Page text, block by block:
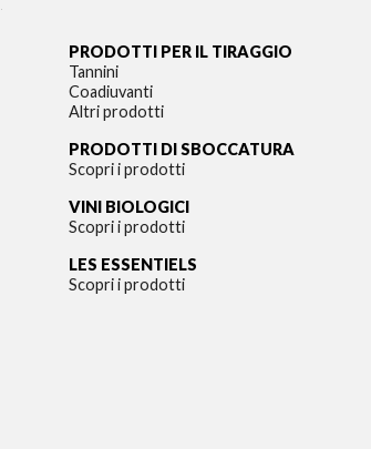
PRODOTTI PER IL TIRAGGIO
Tannini
Coadiuvanti
Altri prodotti
PRODOTTI DI SBOCCATURA
Scopri i prodotti
VINI BIOLOGICI
Scopri i prodotti
LES ESSENTIELS
Scopri i prodotti